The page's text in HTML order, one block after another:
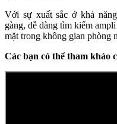
Với sự xuất sắc ở khả
gàng, dễ dàng tìm kiếm
mặt trong không gian phòng
Các bạn có thể tham khảo